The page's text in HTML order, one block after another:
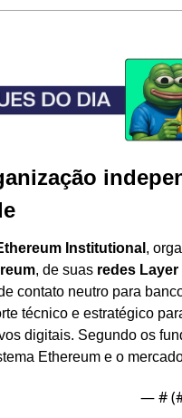
Institutional ,
, de suas redes Layer
contato neutro para
técnico e estratégico
digitais. Segundo os
Ethereum e o
— #